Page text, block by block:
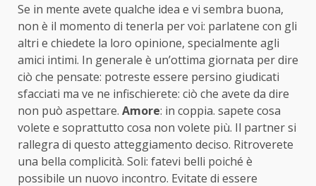
Se in mente avete qualche idea e vi sembra buona,
non è il momento di tenerla per voi: parlatene con gli
altri e chiedete la loro opinione, specialmente agli
amici intimi. In generale è un’ottima giornata per dire
ciò che pensate: potreste essere persino giudicati
sfacciati ma ve ne infischierete: ciò che avete da dire
non può aspettare. Amore: in coppia. sapete cosa
volete e soprattutto cosa non volete più. Il partner si
rallegra di questo atteggiamento deciso. Ritroverete
una bella complicità. Soli: fatevi belli poiché è
possibile un nuovo incontro. Evitate di essere